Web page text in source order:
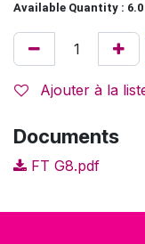
Available Quantity : 6.0
Ajouter à la
Documents
FT G8.pdf